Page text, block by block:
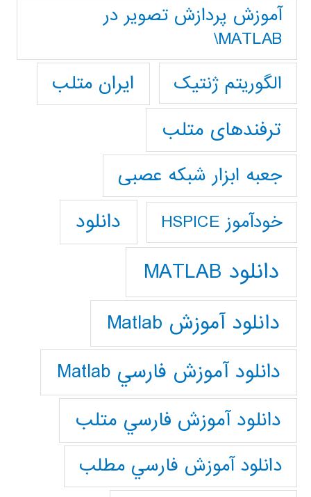
آموزش پردازش تصوير در
MATLAB\
الگوریتم ژنتیک
ایران متلب
ترفندهای متلب
جعبه ابزار شبکه عصبی
خودآموز HSPICE دانلود
دانلود MATLAB
دانلود آموزش Matlab
دانلود آموزش فارسي Matlab
دانلود آموزش فارسي متلب
دانلود آموزش فارسي مطلب